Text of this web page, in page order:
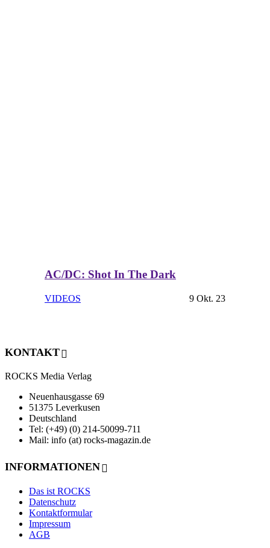
AC/DC: Shot In The Dark
VIDEOS 9 Okt. 23
KONTAKT
ROCKS Media Verlag
Neuenhausgasse 69
51375 Leverkusen
Deutschland
Tel: (+49) (0) 214-50099-711
Mail: info (at) rocks-magazin.de
INFORMATIONEN
Das ist ROCKS
Datenschutz
Kontaktformular
Impressum
AGB